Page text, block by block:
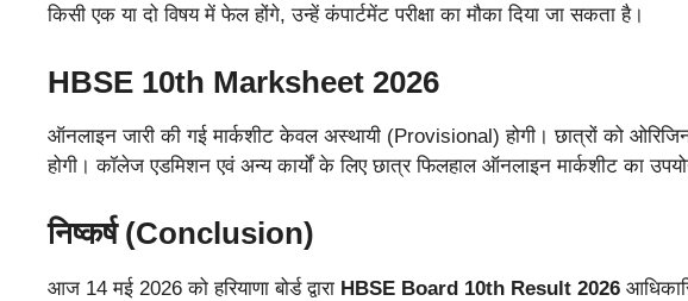
किसी एक या दो विषय में फेल होंगे, उन्हें कंपार्टमेंट परीक्षा का मौका दिया जा सकता है।
HBSE 10th Marksheet 2026
ऑनलाइन जारी की गई मार्कशीट केवल अस्थायी (Provisional) होगी। छात्रों को
होगी। कॉलेज एडमिशन एवं अन्य कार्यों के लिए छात्र फिलहाल ऑनलाइन मार्कशीट का
निष्कर्ष (Conclusion)
आज 14 मई 2026 को हरियाणा बोर्ड द्वारा HBSE Board 10th Result 2026